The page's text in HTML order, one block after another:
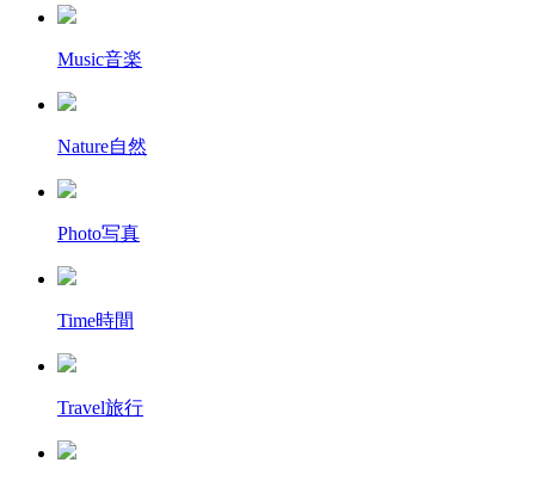
Music音楽
Nature自然
Photo写真
Time時間
Travel旅行